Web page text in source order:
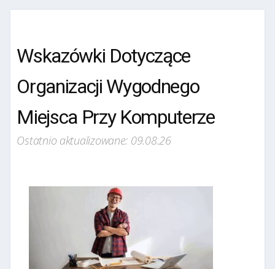
Wskazówki Dotyczące
Organizacji Wygodnego
Miejsca Przy Komputerze
Ostatnio aktualizowane: 09.08.26